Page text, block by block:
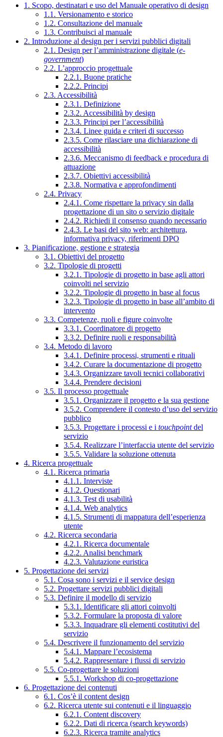
1. Scopo, destinatari e uso del Manuale operativo di design
1.1. Versionamento e storico
1.2. Consultazione del manuale
1.3. Contribuisci al manuale
2. Introduzione al design per i servizi pubblici digitali
2.1. Design per l’amministrazione digitale (e-
government)
2.2. L’approccio progettuale
2.2.1. Buone pratiche
2.2.2. Principi
2.3. Accessibilità
2.3.1. Definizione
2.3.2. Accessibilità by design
2.3.3. Principi per l’accessibilità
2.3.4. Linee guida e criteri di successo
2.3.5. Come rilasciare una dichiarazione di
accessibilità
2.3.6. Meccanismo di feedback e procedura di
attuazione
2.3.7. Obiettivi accessibilità
2.3.8. Normativa e approfondimenti
2.4. Privacy
2.4.1. Come rispettare la privacy sin dalla
progettazione di un sito o servizio digitale
2.4.2. Richiedi il consenso quando necessario
2.4.3. Le basi del sito web: architettura,
informativa privacy, riferimenti DPO
3. Pianificazione, gestione e strategia
3.1. Obiettivi del progetto
3.2. Tipologie di progetti
3.2.1. Tipologie di progetto in base agli attori
coinvolti nel servizio
3.2.2. Tipologie di progetto in base al focus
3.2.3. Tipologie di progetto in base all’ambito di
intervento
3.3. Competenze, ruoli e figure coinvolte
3.3.1. Coordinatore di progetto
3.3.2. Definire ruoli e responsabilità
3.4. Metodo di lavoro
3.4.1. Definire processi, strumenti e rituali
3.4.2. Curare la documentazione di progetto
3.4.3. Organizzare tavoli tecnici collaborativi
3.4.4. Prendere decisioni
3.5. Il processo progettuale
3.5.1. Organizzare il progetto e la sua gestione
3.5.2. Comprendere il contesto d’uso del servizio
pubblico
3.5.3. Progettare i processi e i touchpointdel
servizio
3.5.4. Realizzare l’interfaccia utente del servizio
3.5.5. Validare la soluzione ottenuta
4. Ricerca progettuale
4.1. Ricerca primaria
4.1.1. Interviste
4.1.2. Questionari
4.1.3. Test di usabilità
4.1.4. Web analytics
4.1.5. Strumenti di mappatura dell’esperienza
utente
4.2. Ricerca secondaria
4.2.1. Ricerca documentale
4.2.2. Analisi benchmark
4.2.3. Valutazione euristica
5. Progettazione dei servizi
5.1. Cosa sono i servizi e il service design
5.2. Progettare servizi pubblici digitali
5.3. Definire il modello di servizio
5.3.1. Identificare gli attori coinvolti
5.3.2. Formulare la proposta di valore
5.3.3. Inquadrare gli elementi costitutivi del
servizio
5.4. Descrivere il funzionamento del servizio
5.4.1. Mappare l’ecosistema
5.4.2. Rappresentare i flussi di servizio
5.5. Co-progettare le soluzioni
5.5.1. Workshop di co-progettazione
6. Progettazione dei contenuti
6.1. Cos’è il content design
6.2. Ricerca utente sui contenuti e il linguaggio
6.2.1. Content discovery
6.2.2. Dati di ricerca (search keywords)
6.2.3. Ricerca tramite analytics